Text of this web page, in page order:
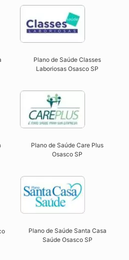
Plano de Saúde Classes
Laboriosas Osasco SP​
Plano de Saúde Care Plus
Osasco SP​
Plano de Saúde Santa Casa
Saúde Osasco SP​